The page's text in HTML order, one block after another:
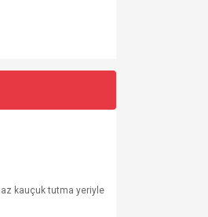
kauçuk tutma yeriyle